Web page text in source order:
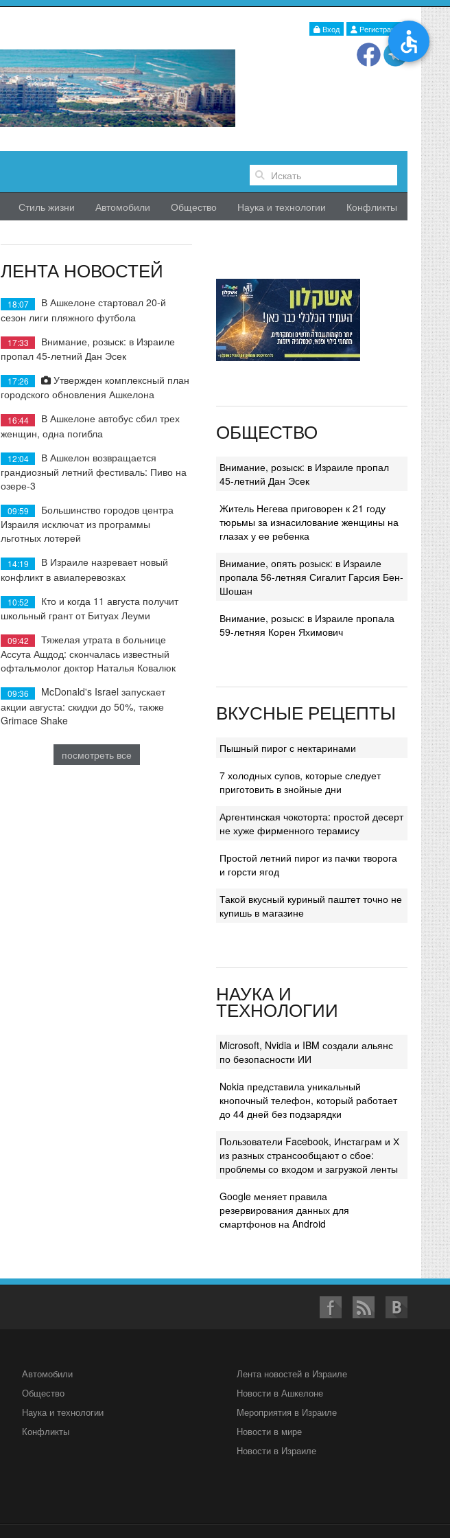
Вход Регистрация
Стиль жизни Автомобили Общество Наука и технологии Конфликты
ЛЕНТА НОВОСТЕЙ
18:07
В Ашкелоне стартовал 20-й
сезон лиги пляжного футбола
17:33
Внимание, розыск: в Израиле
пропал 45-летний Дан Эсек
17:26
Утвержден комплексный план
городского обновления Ашкелона
16:44
В Ашкелоне автобус сбил трех
женщин, одна погибла
12:04
В Ашкелон возвращается
грандиозный летний фестиваль: Пиво на
озере-3
09:59
Большинство городов центра
Израиля исключат из программы
льготных лотерей
14:19
В Израиле назревает новый
конфликт в авиаперевозках
10:52
Кто и когда 11 августа получит
школьный грант от Битуах Леуми
09:42
Тяжелая утрата в больнице
Ассута Ашдод: скончалась известный
офтальмолог доктор Наталья Ковалюк
09:36
McDonald's Israel запускает
акции августа: скидки до 50%, также
Grimace Shake
посмотреть все
ОБЩЕСТВО
Внимание, розыск: в Израиле пропал
45-летний Дан Эсек
Житель Негева приговорен к 21 году
тюрьмы за изнасилование женщины на
глазах у ее ребенка
Внимание, опять розыск: в Израиле
пропала 56-летняя Сигалит Гарсия Бен-
Шошан
Внимание, розыск: в Израиле пропала
59-летняя Корен Яхимович
ВКУСНЫЕ РЕЦЕПТЫ
Пышный пирог с нектаринами
7 холодных супов, которые следует
приготовить в знойные дни
Аргентинская чокоторта: простой десерт
не хуже фирменного терамису
Простой летний пирог из пачки творога
и горсти ягод
Такой вкусный куриный паштет точно не
купишь в магазине
НАУКА И
ТЕХНОЛОГИИ
Microsoft, Nvidia и IBM создали альянс
по безопасности ИИ
Nokia представила уникальный
кнопочный телефон, который работает
до 44 дней без подзарядки
Пользователи Facebook, Инстаграм и Х
из разных странсообщают о сбое:
проблемы со входом и загрузкой ленты
Google меняет правила
резервирования данных для
смартфонов на Android
Автомобили
Общество
Наука и технологии
Конфликты
Лента новостей в Израиле
Новости в Ашкелоне
Мероприятия в Израиле
Новости в мире
Новости в Израиле